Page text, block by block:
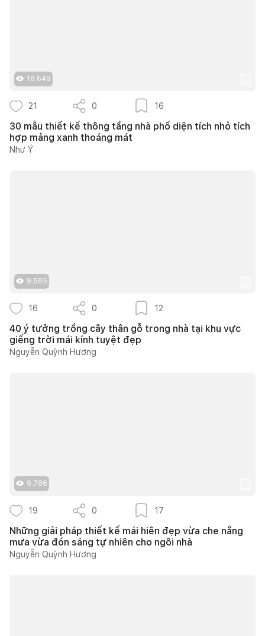
16.649
21 0 16
30 mẫu thiết kế thông tầng nhà phố diện tích nhỏ tích
hợp mảng xanh thoáng mát
Như Ý
9.585
16 0 12
40 ý tưởng trồng cây thân gỗ trong nhà tại khu vực
giếng trời mái kính tuyệt đẹp
Nguyễn Quỳnh Hương
9.786
19 0 17
Những giải pháp thiết kế mái hiên đẹp vừa che nắng
mưa vừa đón sáng tự nhiên cho ngôi nhà
Nguyễn Quỳnh Hương